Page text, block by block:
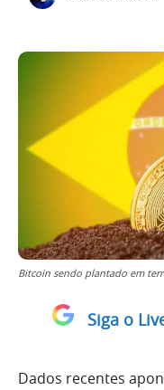
Bitcoin sendo plantado em
Siga o
Dados recentes